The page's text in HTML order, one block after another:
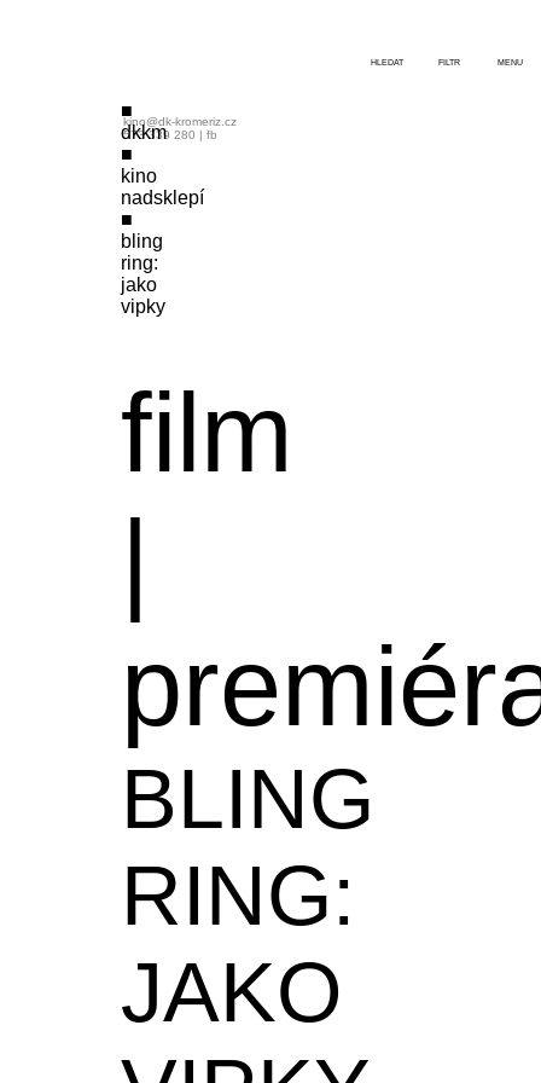
dkkm
kino
nadsklepí
bling
ring:
jako
vipky
film
|
BLING
RING:
JAKO
kino@dk-kromeriz.cz
573 339 280 | fb
HLEDAT FILTR MENU